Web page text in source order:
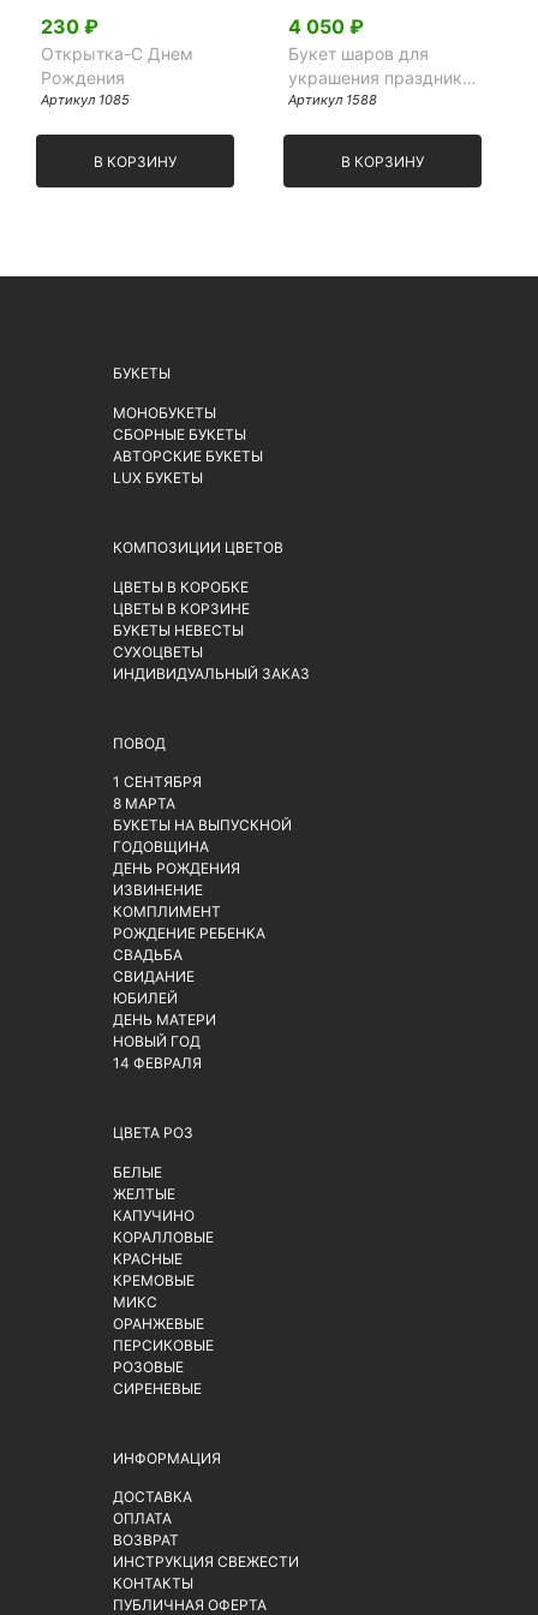
230 ₽
Открытка-C Днем
Рождения
Артикул 1085
В КОРЗИНУ
4 050 ₽
Букет шаров для
украшения праздника
"Яркий"
Артикул 1588
В КОРЗИНУ
БУКЕТЫ
МОНОБУКЕТЫ
СБОРНЫЕ БУКЕТЫ
АВТОРСКИЕ БУКЕТЫ
LUX БУКЕТЫ
КОМПОЗИЦИИ ЦВЕТОВ
ЦВЕТЫ В КОРОБКЕ
ЦВЕТЫ В КОРЗИНЕ
БУКЕТЫ НЕВЕСТЫ
СУХОЦВЕТЫ
ИНДИВИДУАЛЬНЫЙ ЗАКАЗ
ПОВОД
1 СЕНТЯБРЯ
8 МАРТА
БУКЕТЫ НА ВЫПУСКНОЙ
ГОДОВЩИНА
ДЕНЬ РОЖДЕНИЯ
ИЗВИНЕНИЕ
КОМПЛИМЕНТ
РОЖДЕНИЕ РЕБЕНКА
СВАДЬБА
СВИДАНИЕ
ЮБИЛЕЙ
ДЕНЬ МАТЕРИ
НОВЫЙ ГОД
14 ФЕВРАЛЯ
ЦВЕТА РОЗ
БЕЛЫЕ
ЖЕЛТЫЕ
КАПУЧИНО
КОРАЛЛОВЫЕ
КРАСНЫЕ
КРЕМОВЫЕ
МИКС
ОРАНЖЕВЫЕ
ПЕРСИКОВЫЕ
РОЗОВЫЕ
СИРЕНЕВЫЕ
ИНФОРМАЦИЯ
ДОСТАВКА
ОПЛАТА
ВОЗВРАТ
ИНСТРУКЦИЯ СВЕЖЕСТИ
КОНТАКТЫ
ПУБЛИЧНАЯ ОФЕРТА